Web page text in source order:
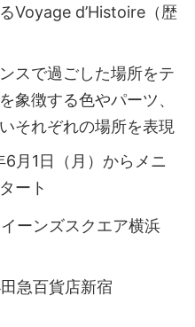
Voyage d’Histoire（歴
スで過ごした場所をテ
象徴する色やパーツ、
それぞれの場所を表現
月1日（月）からメニ
ート
ーンズスクエア横浜
急百貨店新宿